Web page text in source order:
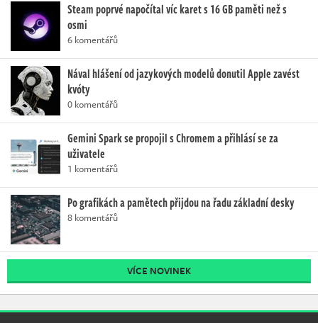
Steam poprvé napočítal víc karet s 16 GB paměti než s
osmi
6 komentářů
Nával hlášení od jazykových modelů donutil Apple zavést
kvóty
0 komentářů
Gemini Spark se propojil s Chromem a přihlásí se za
uživatele
1 komentářů
Po grafikách a pamětech přijdou na řadu základní desky
8 komentářů
VÍCE NOVINEK